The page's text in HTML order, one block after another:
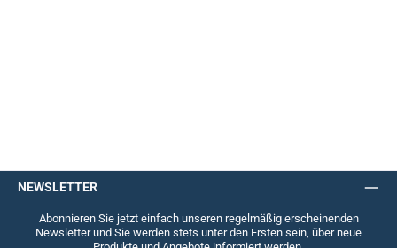
NEWSLETTER
Abonnieren Sie jetzt einfach unseren regelmäßig erscheinenden
Newsletter und Sie werden stets unter den Ersten sein, über neue